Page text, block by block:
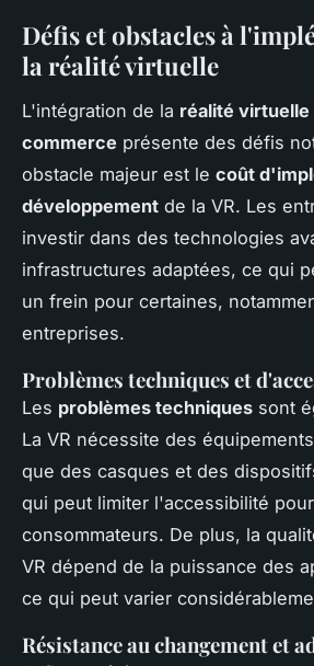
Défis et obstacles à
la réalité virtuelle
L'intégration de la réalité virtuelle
commerce présente des défis
obstacle majeur est le coût
développement de la VR. Les
investir dans des technologies
infrastructures adaptées, ce qui
un frein pour certaines,
entreprises.
Problèmes techniques et
Les problèmes techniques sont
La VR nécessite des
que des casques et des
qui peut limiter l'accessibilité
consommateurs. De plus, la
VR dépend de la puissance des
ce qui peut varier
Résistance au changement et